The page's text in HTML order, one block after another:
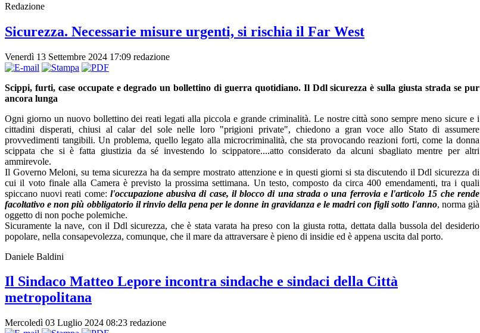
Redazione
Sicurezza. Necessarie misure urgenti, si rischia il Far West
Venerdì 13 Settembre 2024 17:09 redazione
Scippi, furti, case occupate e degrado un bollettino di guerra quotidiano. Il Ddl sicurezza è sulla giusta strada se pur
ancora lunga
Ogni giorno un nuovo bollettino dei reati legati alla piccola e grande criminalità. Le nostre città sono sempre meno sicure e i
cittadini disperati
chiusi al calar del sole nelle loro "prigioni private", chiedono a gran voce allo Stato di assumere
provvedimenti tangibili. Un problema, quello legato alla microcriminalità, che sta provocando reazioni forti, come la donna
scippata che si è fatta giustizia da sé investendo lo scippatore....atto considerato da alcuni sbagliato mentre per altri
ammirevole.
Il Governo Meloni, su tema sicurezza ha da sempre mostrato attenzione e in questi giorni si sta discutendo il Ddl sicurezza di
cui il voto finale alla Camera è previsto la prossima settimana. Un testo, composto da circa 400 emendamenti, tra i quali
spiccano nuovi reati come: l'occupazione abusiva di case, il blocco di una strada o una ferrovia e l'articolo 15 che rende
facoltativo e non più obbligatorio il rinvio della pena per le donne in gravidanza e le madri con figli sotto l'anno, norma già
oggetto di non poche polemiche.
Sicuramente la nave, con il Ddl sicurezza, che è stata varata ha preso con la giusta rotta, dettata dalla bussola del desiderio
popolare, nella consapevolezza, comunque, che il mare da attraversare è pieno di insidie ed è appena uscita dal porto.
Daniele Baldini
Il Sindaco Matteo Lepore incontra sindache e sindaci della Città
metropolitana
Mercoledì 03 Luglio 2024 08:23 redazione